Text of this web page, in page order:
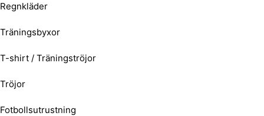
Regnkläder
Träningsbyxor
T-shirt / Träningströjor
Tröjor
Fotbollsutrustning